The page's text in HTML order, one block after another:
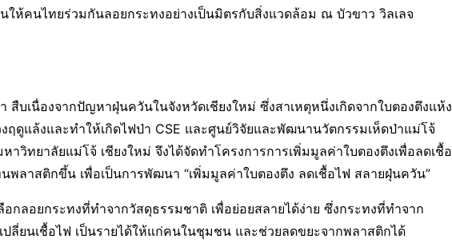
ห้คนไทยร่วมกันลอยกระทงอย่างเป็นมิตรกับสิ่งแวดล้อม ณ บัวขาว วิลเลจ
สืบเนื่องจากปัญหาฝุ่นควันในจังหวัดเชียงใหม่ ซึ่งสาเหตุหนึ่งเกิดจากใบตองตึงแห้ง
ฤดูแล้งและทำให้เกิดไฟป่า CSE และศูนย์วิจัยและพัฒนานวัตกรรมเห็ดป่าแม่โจ้
วิทยาลัยแม่โจ้ เชียงใหม่ จึงได้จัดทำโครงการการเพิ่มมูลค่าใบตองตึงเพื่อลดเชื้อ
ลาสติกขึ้น เพื่อเป็นการพัฒนา “เพิ่มมูลค่าใบตองตึง ลดเชื้อไฟ สลายฝุ่นควัน”
กลอยกระทงที่ทำจากวัสดุธรรมชาติ เพื่อย่อยสลายได้ง่าย ซึ่งกระทงที่ทำจาก
ปลี่ยนเชื้อไฟ เป็นรายได้ให้แก่คนในชุมชน และช่วยลดขยะจากพลาสติกได้